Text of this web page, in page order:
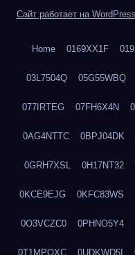
Сайт работает на WordPress
Home 0169XX1F
03L7504Q 05G55WBQ
077IRTEG 07FH6X4N
0AG4NTTC 0BPJ04DK
0GRH7XSL 0H17NT32
0KCE9EJG 0KFC83WS
0O3VCZC0 0PHNO5Y4
0T1MPQXC 0UDKWD5I